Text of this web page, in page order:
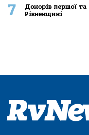
7
Донорів першої та
Рівненщині